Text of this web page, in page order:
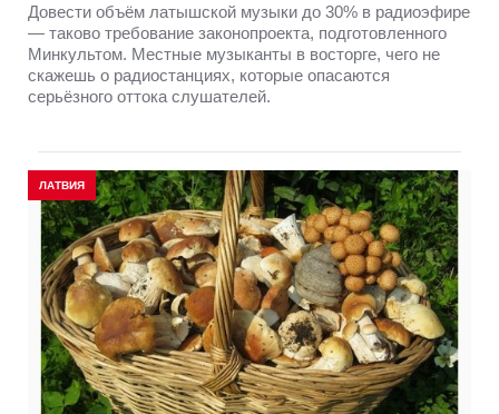
Довести объём латышской музыки до 30% в радиоэфире
— таково требование законопроекта, подготовленного
Минкультом. Местные музыканты в восторге, чего не
скажешь о радиостанциях, которые опасаются
серьёзного оттока слушателей.
ЛАТВИЯ